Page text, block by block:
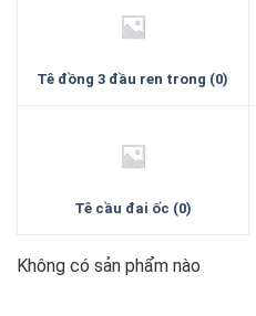
Tê đồng 3 đầu ren trong (0)
Tê cầu đai ốc (0)
Không có sản phẩm nào